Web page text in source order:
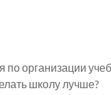
по организации
школу лучше?